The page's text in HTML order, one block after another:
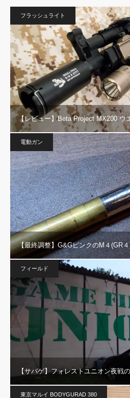
フラッシュライト
【レビュー】Beta Project MX200 ウ
電動ガン
【最終調整】G&GピンクのM４(GR
フィールド
【サバゲ】フォレストユニオン夜戦
東京マルイ BODYGURAD 380